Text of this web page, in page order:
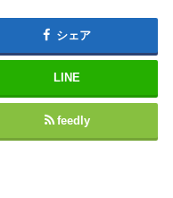
シェア
LINE
feedly